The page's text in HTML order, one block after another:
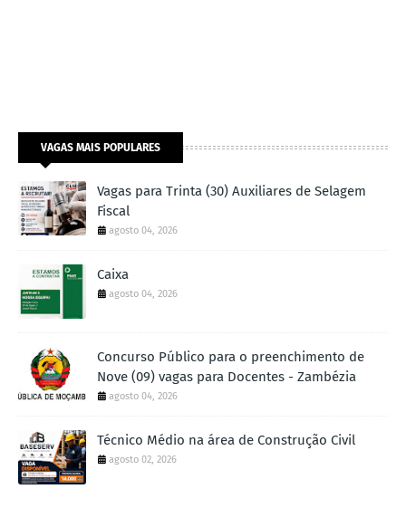
VAGAS MAIS POPULARES
Vagas para Trinta (30) Auxiliares de Selagem
Fiscal
agosto 04, 2026
Caixa
agosto 04, 2026
Concurso Público para o preenchimento de
Nove (09) vagas para Docentes - Zambézia
agosto 04, 2026
Técnico Médio na área de Construção Civil
agosto 02, 2026